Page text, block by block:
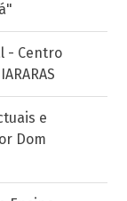
- Centro
e
Dom